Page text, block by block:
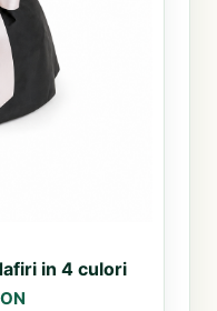
in 4 culori